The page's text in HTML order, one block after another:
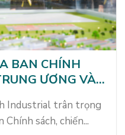
BAN CHÍNH
ƯƠNG VÀ
TỈNH PHÚ
VIỆC TẠI
GREEN PARK
Industrial trân trọng
sách, chiến...